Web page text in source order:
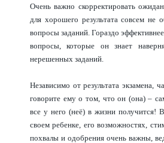
Очень важно скорректировать
для хорошего результата совсем не
вопросы заданий. Гораздо
вопросы, которые он знает
нерешенных заданий.
Независимо от результата экзамена,
говорите ему о том, что он (она) –
все у него (неё) в жизни получится!
своем ребенке, его возможностях,
похвалы и одобрения очень важны,